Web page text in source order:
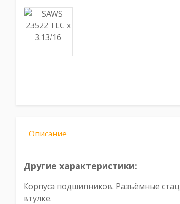
Описание
Другие характеристики:
Корпуса подшипников. Разъёмные
втулке.